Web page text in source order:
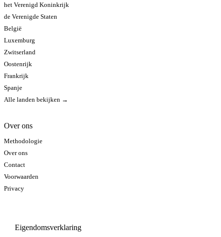
het Verenigd Koninkrijk
de Verenigde Staten
België
Luxemburg
Zwitserland
Oostenrijk
Frankrijk
Spanje
Alle landen bekijken →
Over ons
Methodologie
Over ons
Contact
Voorwaarden
Privacy
Eigendomsverklaring